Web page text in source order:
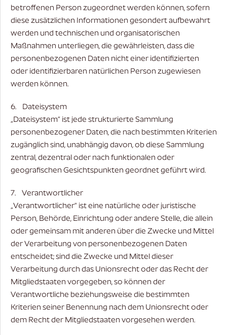
betroffenen Person zugeordnet werden können, sofern
diese zusätzlichen Informationen gesondert aufbewahrt
werden und technischen und organisatorischen
Maßnahmen unterliegen, die gewährleisten, dass die
personenbezogenen Daten nicht einer identifizierten
oder identifizierbaren natürlichen Person zugewiesen
werden können.
6. Dateisystem
„Dateisystem“ ist jede strukturierte Sammlung
personenbezogener Daten, die nach bestimmten Kriterien
zugänglich sind, unabhängig davon, ob diese Sammlung
zentral, dezentral oder nach funktionalen oder
geografischen Gesichtspunkten geordnet geführt wird.
7. Verantwortlicher
„Verantwortlicher“ ist eine natürliche oder juristische
Person, Behörde, Einrichtung oder andere Stelle, die allein
oder gemeinsam mit anderen über die Zwecke und Mittel
der Verarbeitung von personenbezogenen Daten
entscheidet; sind die Zwecke und Mittel dieser
Verarbeitung durch das Unionsrecht oder das Recht der
Mitgliedstaaten vorgegeben, so können der
Verantwortliche beziehungsweise die bestimmten
Kriterien seiner Benennung nach dem Unionsrecht oder
dem Recht der Mitgliedstaaten vorgesehen werden.